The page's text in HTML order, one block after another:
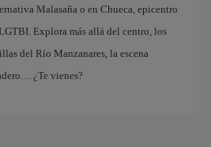
Malasaña o en Chueca, epicentro
Explora más allá del centro, los
del Río Manzanares, la escena
¿Te vienes?